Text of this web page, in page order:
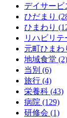
デイサービ
ひだまり
ひまわり
リハビリテ
元町ひまわ
地域食堂 (2)
当別 (6)
旅行 (4)
栄養科 (43)
病院 (129)
研修会 (1)